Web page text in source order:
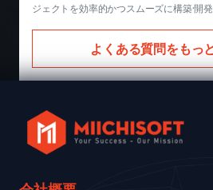
ジェクトを効率的かつスムーズに構築·開
よくある質問をもっ